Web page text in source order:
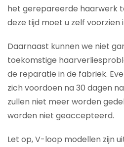
het gerepareerde haarwerk
deze tijd moet u zelf voorzien
Daarnaast kunnen we niet
toekomstige
de reparatie in de fabriek.
zich voordoen na 30 dagen
zullen niet meer worden
worden niet geaccepteerd.
Let op, V-loop modellen zijn